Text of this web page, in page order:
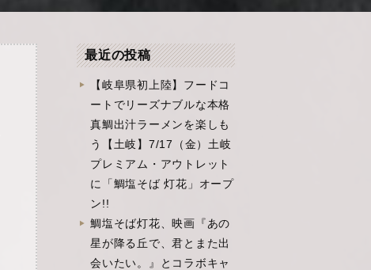
最近の投稿
【岐阜県初上陸】フードコ
ートでリーズナブルな本格
真鯛出汁ラーメンを楽しも
う【土岐】7/17（金）土岐
プレミアム・アウトレット
に「鯛塩そば 灯花」オープ
ン!!
鯛塩そば灯花、映画『あの
星が降る丘で、君とまた出
会いたい。』とコラボキャ